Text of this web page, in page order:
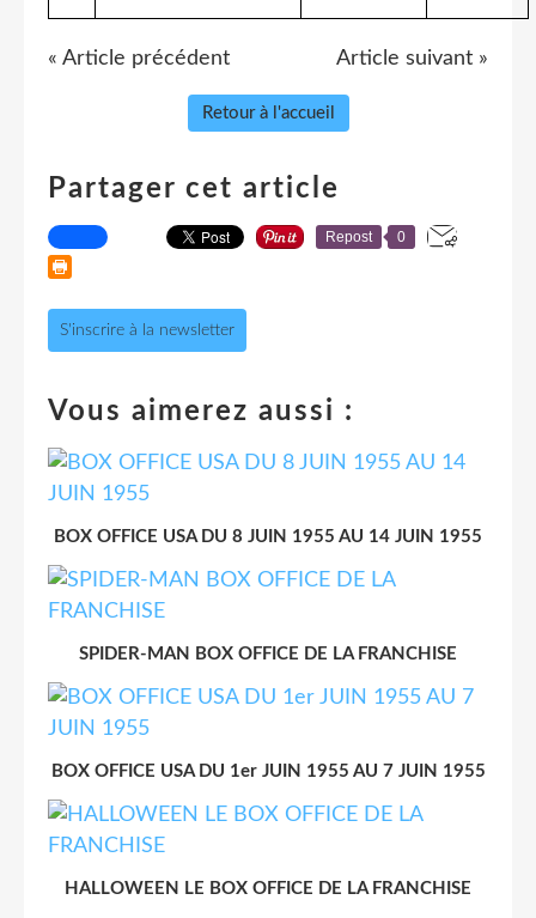
« Article précédent Article suivant »
Retour à l'accueil
Partager cet article
Repost 0
S'inscrire à la newsletter
Vous aimerez aussi :
BOX OFFICE USA DU 8 JUIN 1955 AU 14 JUIN 1955
SPIDER-MAN BOX OFFICE DE LA FRANCHISE
BOX OFFICE USA DU 1er JUIN 1955 AU 7 JUIN 1955
HALLOWEEN LE BOX OFFICE DE LA FRANCHISE